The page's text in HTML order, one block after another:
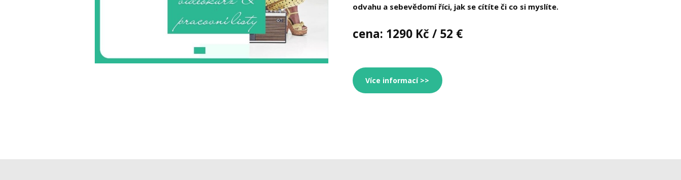
odvahu a sebevědomí říci, jak se cítíte či co si myslíte.
cena: 1290 Kč / 52 €
Více informací >>